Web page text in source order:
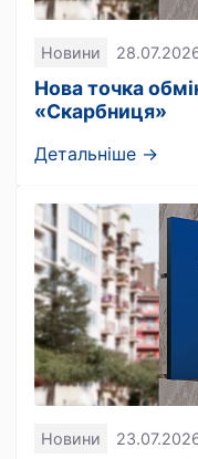
Новини
Нова точка
«Скарбниця»
Детальніше →
Новини